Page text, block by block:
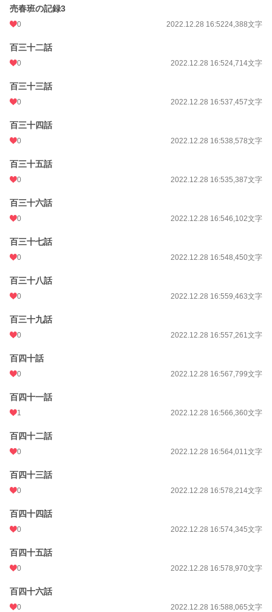
売春班の記録3
0 2022.12.28 16:5224,388文字
百三十二話
0 2022.12.28 16:524,714文字
百三十三話
0 2022.12.28 16:537,457文字
百三十四話
0 2022.12.28 16:538,578文字
百三十五話
0 2022.12.28 16:535,387文字
百三十六話
0 2022.12.28 16:546,102文字
百三十七話
0 2022.12.28 16:548,450文字
百三十八話
0 2022.12.28 16:559,463文字
百三十九話
0 2022.12.28 16:557,261文字
百四十話
0 2022.12.28 16:567,799文字
百四十一話
1 2022.12.28 16:566,360文字
百四十二話
0 2022.12.28 16:564,011文字
百四十三話
0 2022.12.28 16:578,214文字
百四十四話
0 2022.12.28 16:574,345文字
百四十五話
0 2022.12.28 16:578,970文字
百四十六話
0 2022.12.28 16:588,065文字